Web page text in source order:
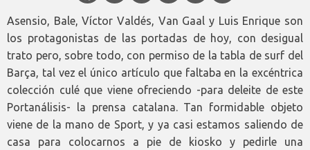
Asensio, Bale, Víctor Valdés, Van Gaal y Luis Enrique son
los protagonistas de las portadas de hoy, con desigual
trato pero, sobre todo, con permiso de la tabla de surf del
Barça, tal vez el único artículo que faltaba en la excéntrica
colección culé que viene ofreciendo -para deleite de este
Portanálisis- la prensa catalana. Tan formidable objeto
viene de la mano de Sport, y ya casi estamos saliendo de
casa para colocarnos a pie de kiosko y pedirle una